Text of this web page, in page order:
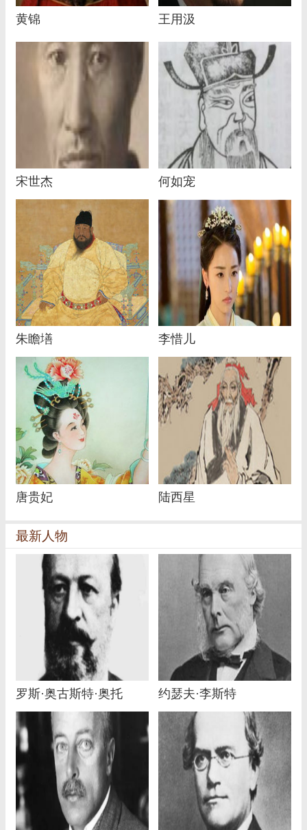
黄锦 王用汲
宋世杰 何如宠
朱瞻墡 李惜儿
唐贵妃 陆西星
最新人物
罗斯·奥古斯特·奥托 约瑟夫·李斯特